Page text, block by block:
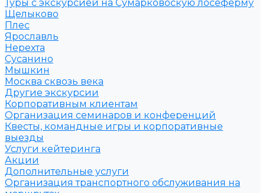
Туры с экскурсией на Сумарковоскую лосеферму
Щелыково
Плес
Ярославль
Нерехта
Сусанино
Мышкин
Москва сквозь века
Другие экскурсии
Корпоративным клиентам
Организация семинаров и конференций
Квесты, командные игры и корпоративные
выезды
Услуги кейтеринга
Акции
Дополнительные услуги
Организация транспортного обслуживания на